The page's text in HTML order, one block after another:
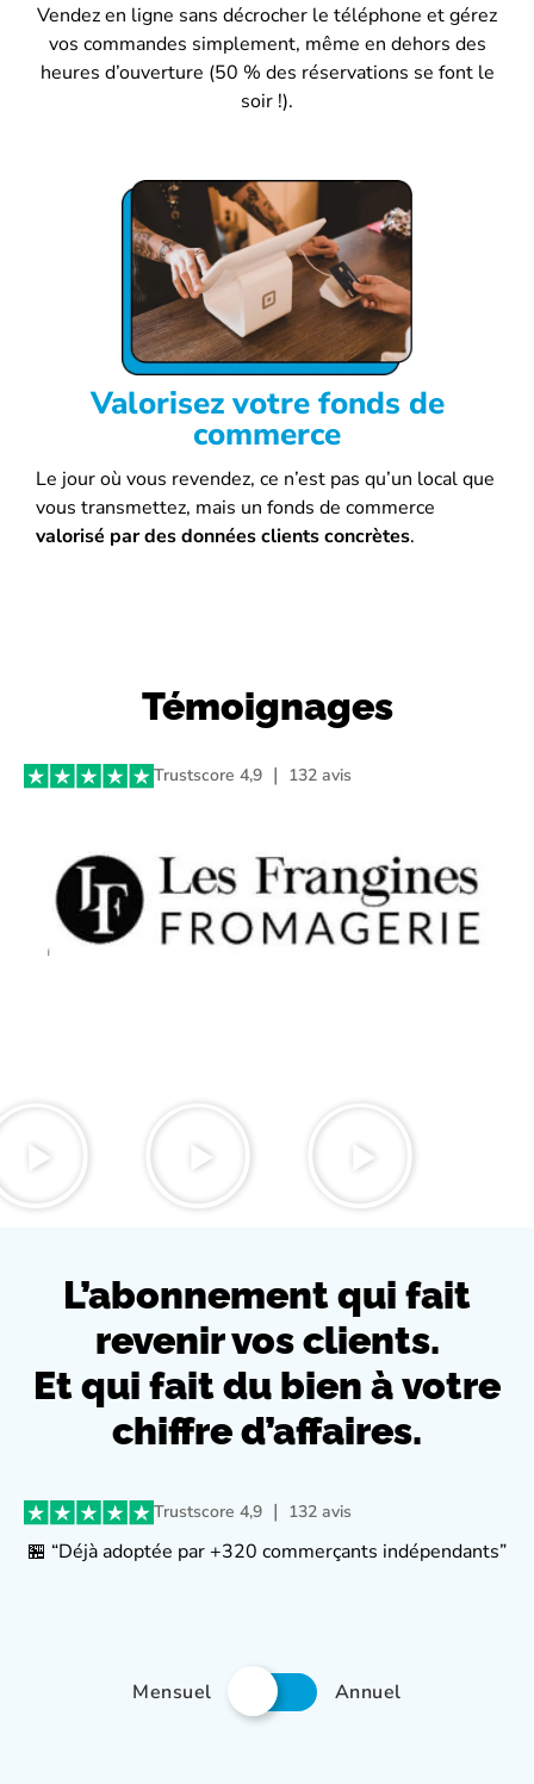
Vendez en ligne sans décrocher le téléphone et gérez
vos commandes simplement, même en dehors des
heures d’ouverture (50 % des réservations se font le
soir !).
Valorisez votre fonds de
commerce
Le jour où vous revendez, ce n’est pas qu’un local que
vous transmettez, mais un fonds de commerce
valorisé par des données clients concrètes.
Témoignages
Trustscore 4,9 ｜ 132 avis
L’abonnement qui fait
revenir vos clients.
Et qui fait du bien àvotre
chiffre d’affaires.
Trustscore 4,9 ｜ 132 avis
🏪 “Déjà adoptée par +320 commerçants indépendants”
Mensuel Annuel